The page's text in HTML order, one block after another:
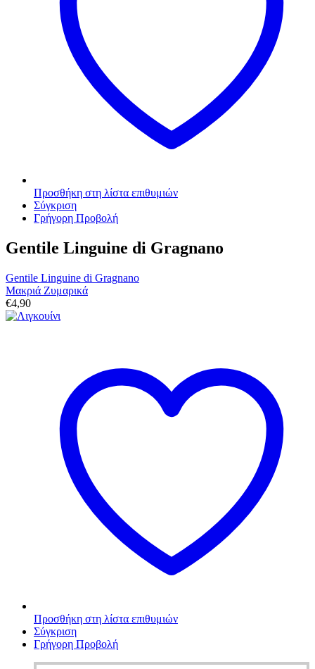
Προσθήκη στη λίστα επιθυμιών
Σύγκριση
Γρήγορη Προβολή
Gentile Linguine di Gragnano
Gentile Linguine di Gragnano
Μακριά Ζυμαρικά
€4,90
Προσθήκη στη λίστα επιθυμιών
Σύγκριση
Γρήγορη Προβολή